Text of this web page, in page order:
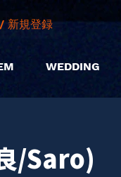
新規登録
WEDDING
/Saro)